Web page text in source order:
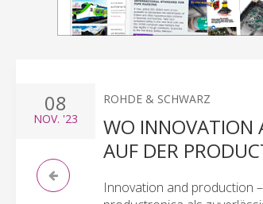
08
NOV. '23
ROHDE & SCHWARZ
WO INNOVATION
AUF DER
Innovation and production